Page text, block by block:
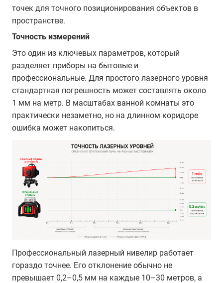
точек для точного позиционирования объектов в
пространстве.
Точность измерений
Это один из ключевых параметров, который
разделяет приборы на бытовые и
профессиональные. Для простого лазерного уровня
стандартная погрешность может составлять около
1 мм на метр. В масштабах ванной комнаты это
практически незаметно, но на длинном коридоре
ошибка может накопиться.
Профессиональный лазерный нивелир работает
гораздо точнее. Его отклонение обычно не
превышает 0,2–0,5 мм на каждые 10–30 метров, а